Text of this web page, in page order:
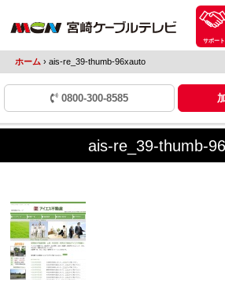
サポート
ホーム ›ais-re_39-thumb-96xauto
0800-300-8585
ais-re_39-thumb-